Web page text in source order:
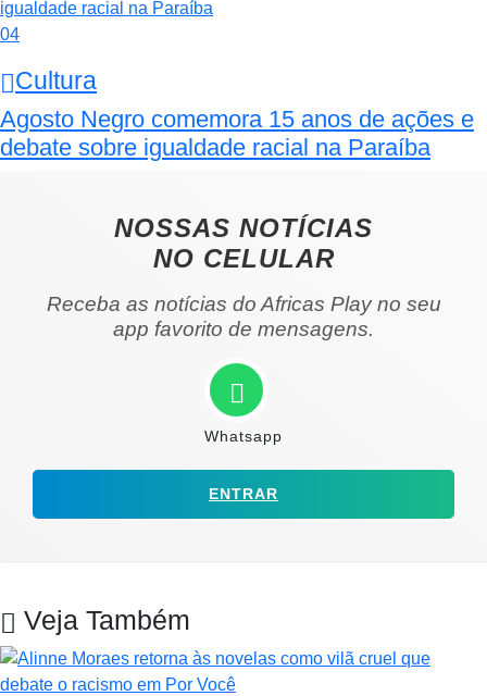
04
Cultura
Agosto Negro comemora 15 anos de ações e
debate sobre igualdade racial na Paraíba
NOSSAS NOTÍCIAS
NO CELULAR
Receba as notícias do Africas Play no seu
app favorito de mensagens.
Whatsapp
ENTRAR
Veja Também